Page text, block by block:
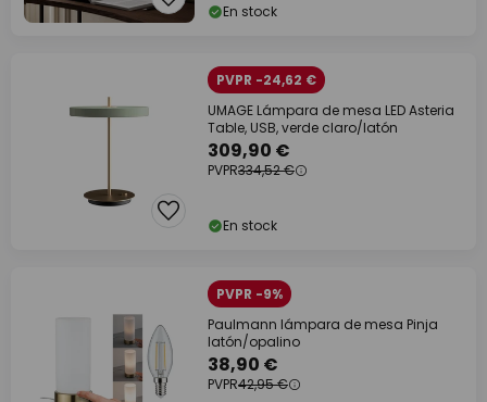
En stock
PVPR -24,62 €
UMAGE Lámpara de mesa LED Asteria
Table, USB, verde claro/latón
309,90 €
PVPR334,52 €
En stock
PVPR -9%
Paulmann lámpara de mesa Pinja
latón/opalino
38,90 €
PVPR42,95 €